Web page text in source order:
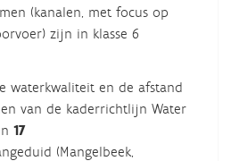
(kanalen, met focus op
zijn in klasse 6
waterkwaliteit en de afstand
van de kaderrichtlijn Water
17
(Mangelbeek,